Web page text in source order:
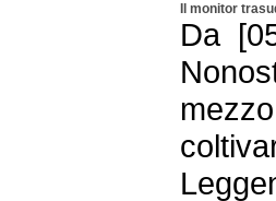
Il monitor
Da